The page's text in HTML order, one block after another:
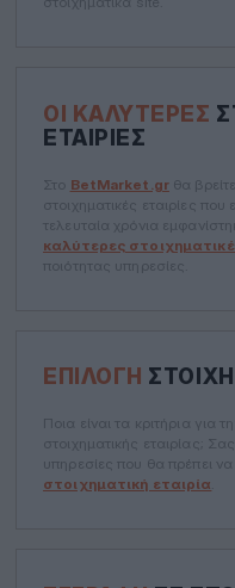
ΟΙ ΚΑΛΎΤΕΡΕΣ
ΕΤΑΙΡΊΕΣ
Στο BetMarket.grθα
στοιχηματικές εταιρίες
τελευταία χρόνια
καλύτερες
ποιότητας υπηρεσίες.
ΕΠΙΛΟΓΉ
Ποια είναι τα κριτήρια για
στοιχηματικής εταιρίας;
υπηρεσίες που θα πρέπει
στοιχηματική εταιρία